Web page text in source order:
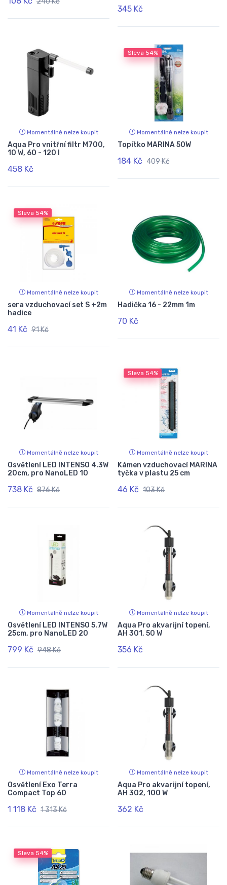
345 Kč
Momentálně nelze koupit
Aqua Pro vnitřní filtr M700,
10 W, 60 - 120 l
458 Kč
Sleva 54%
Momentálně nelze koupit
Topítko MARINA 50W
184 Kč 409 Kč
Sleva 54%
Momentálně nelze koupit
sera vzduchovací set S +2m
hadice
41 Kč 91 Kč
Momentálně nelze koupit
Hadička 16 - 22mm 1m
70 Kč
Momentálně nelze koupit
Osvětlení LED INTENSO 4.3W
20cm, pro NanoLED 10
738 Kč 876 Kč
Sleva 54%
Momentálně nelze koupit
Kámen vzduchovací MARINA
tyčka v plastu 25 cm
46 Kč 103 Kč
Momentálně nelze koupit
Osvětlení LED INTENSO 5.7W
25cm, pro NanoLED 20
799 Kč 948 Kč
Momentálně nelze koupit
Aqua Pro akvarijní topení,
AH 301, 50 W
356 Kč
Momentálně nelze koupit
Osvětlení Exo Terra
Compact Top 60
1 118 Kč 1 313 Kč
Momentálně nelze koupit
Aqua Pro akvarijní topení,
AH 302, 100 W
362 Kč
Sleva 54%